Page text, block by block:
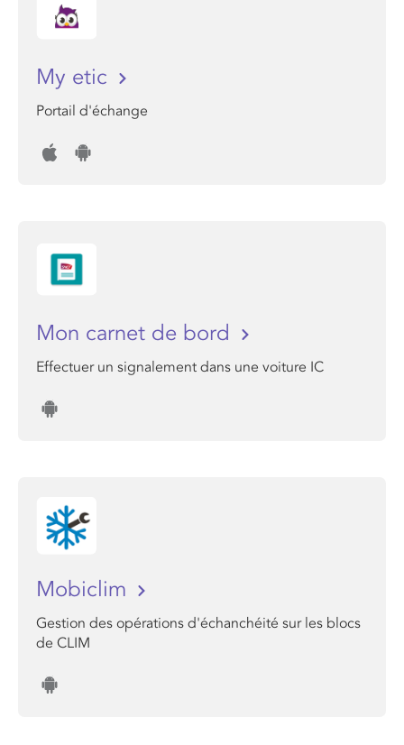
My etic
Portail d'échange
Mon carnet de bord
Effectuer un signalement dans une voiture IC
Mobiclim
Gestion des opérations d'échanchéité sur les blocs
de CLIM